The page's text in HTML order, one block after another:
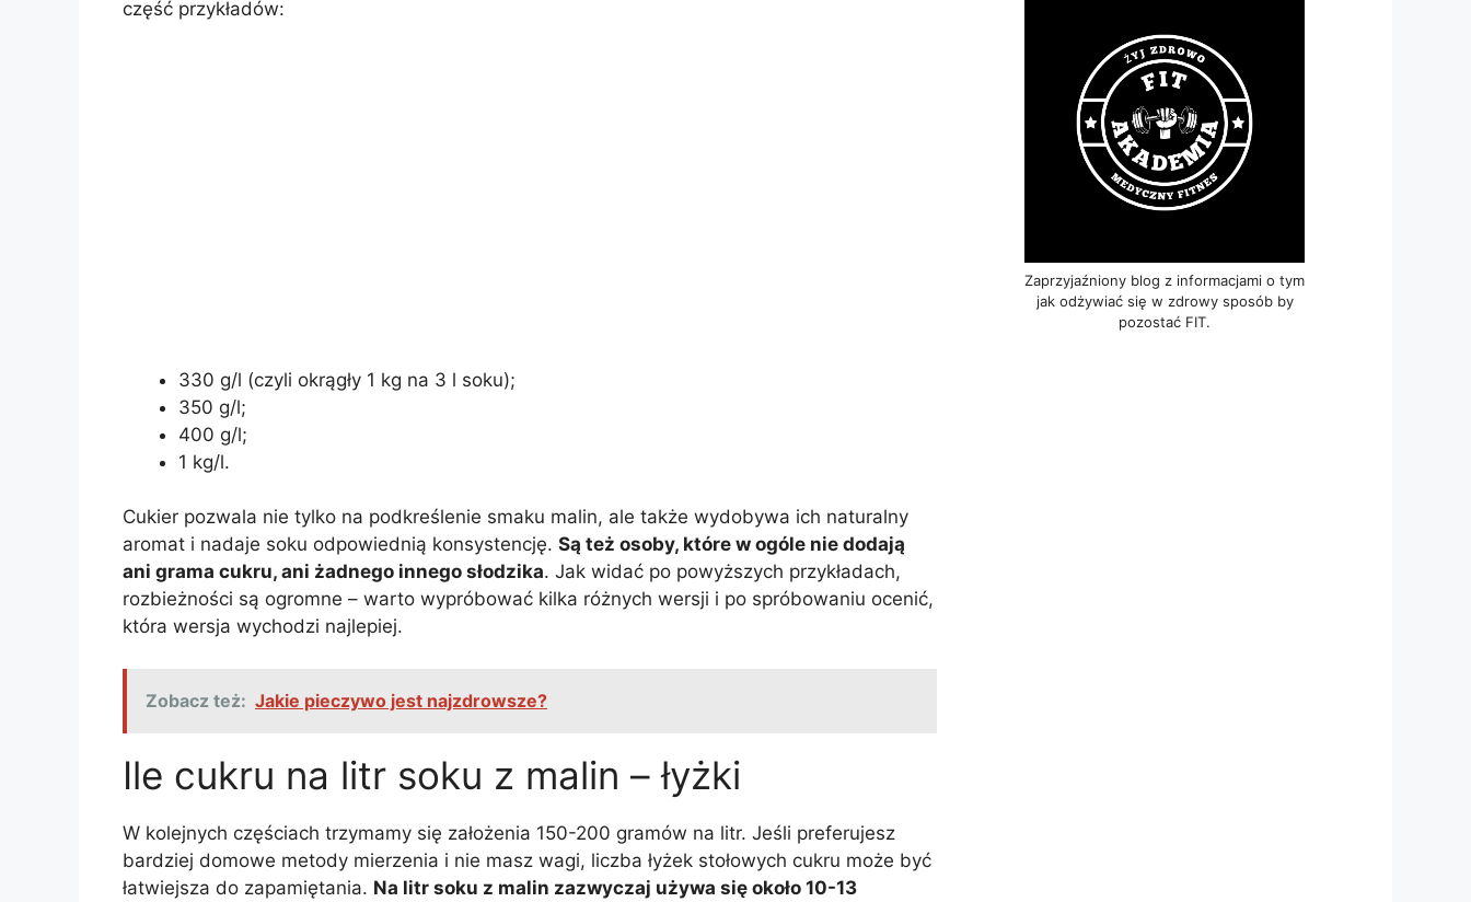
część przykładów:
330 g/l (czyli okrągły 1 kg na 3 l soku);
350 g/l;
400 g/l;
1 kg/l.
Cukier pozwala nie tylko na podkreślenie smaku malin, ale także wydobywa ich naturalny
aromat i nadaje soku odpowiednią konsystencję. Są też osoby, które w ogóle nie dodają
ani grama cukru, ani żadnego innego słodzika. Jak widać po powyższych przykładach,
rozbieżności są ogromne – warto wypróbować kilka różnych wersji i po spróbowaniu ocenić,
która wersja wychodzi najlepiej.
Zobacz też: Jakie pieczywo jest najzdrowsze?
Ile cukru na litr soku z malin – łyżki
W kolejnych częściach trzymamy się założenia 150-200 gramów na litr. Jeśli preferujesz
bardziej domowe metody mierzenia i nie masz wagi, liczba łyżek stołowych cukru może być
łatwiejsza do zapamiętania. Na litr soku z malin zazwyczaj używa się około 10-13
Zaprzyjaźniony blog z informacjami o tym
jak odżywiać się w zdrowy sposób by
pozostać FIT.